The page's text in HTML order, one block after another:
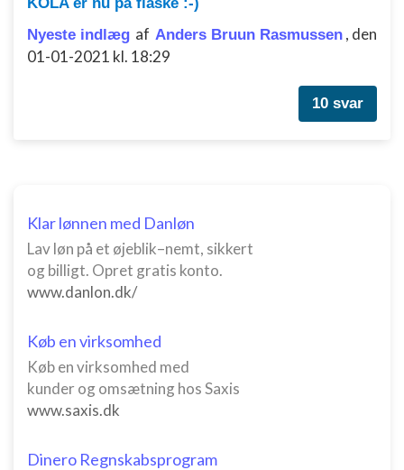
Nyeste indlæg af Anders Bruun Rasmussen , den
01-01-2021 kl. 18:29
10 svar
Klar lønnen med Danløn
Lav løn på et øjeblik–nemt, sikkert
og billigt. Opret gratis konto.
www.danlon.dk/
Køb en virksomhed
Køb en virksomhed med
kunder og omsætning hos Saxis
www.saxis.dk
Dinero Regnskabsprogram